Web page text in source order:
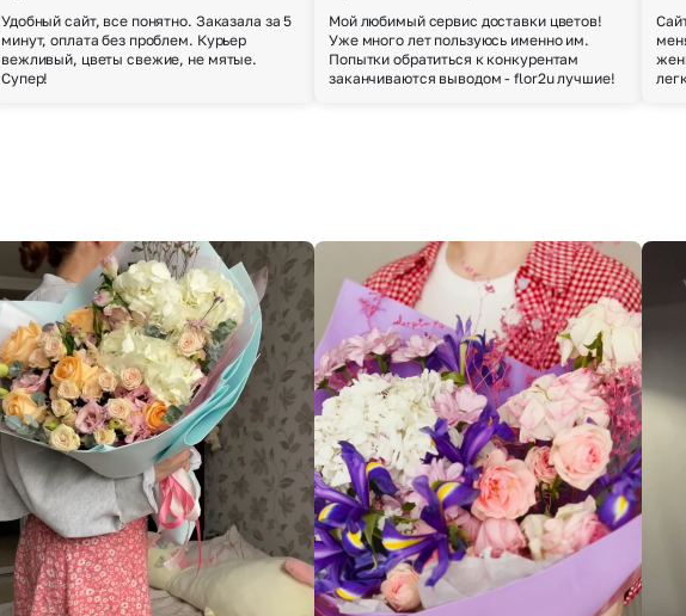
Удобный сайт, все понятно. Заказала за 5
минут, оплата без проблем. Курьер
вежливый, цветы свежие, не мятые.
Супер!
Мой любимый сервис доставки цветов!
Уже много лет пользуюсь именно им.
Попытки обратиться к конкурентам
заканчиваются выводом - flor2u лучшие!